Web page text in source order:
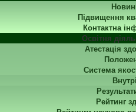
Підвищення
Контактна
Освітня
Атестація
Система
Рейтинг